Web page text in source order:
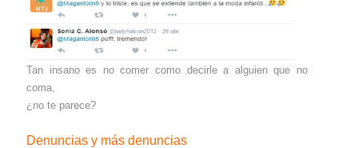
Tan insano es no comer como decirle a alguien que no
coma,
¿no te parece?
Denuncias y más denuncias